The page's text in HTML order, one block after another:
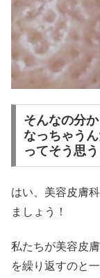
そんなの分
なっちゃう
ってそう思
はい、美容皮膚
ましょう！
私たちが美容皮
を繰り返すのと一